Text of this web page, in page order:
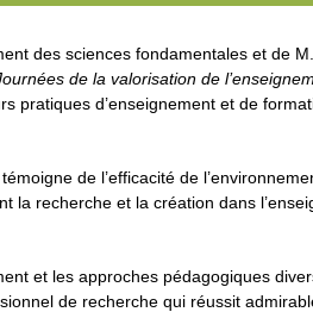
des sciences fondamentales et de
de la valorisation de
d’enseignement et de
de l’efficacité de
recherche et la création dans
et les approches pédagogiques
de recherche qui réussit